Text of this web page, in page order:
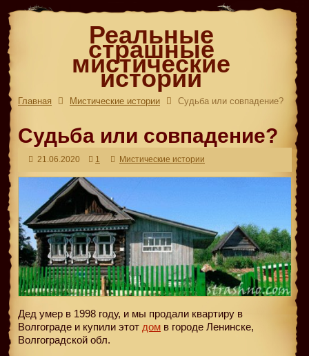
Реальные
страшные
мистические
истории
Главная Мистические истории Судьба или совпадение?
Судьба или совпадение?
21.06.2020 1 Мистические истории
Дед умер в 1998 году, и мы продали квартиру в
Волгограде и купили этот дом в городе Ленинске,
Волгоградской обл.